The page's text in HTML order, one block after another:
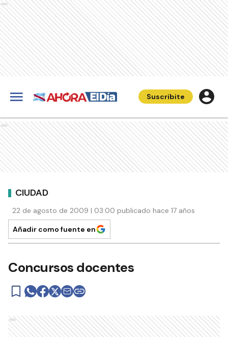
Ads
Suscribite
Ads
CIUDAD
22 de agosto de 2009 | 03:00 publicado hace 17 años
Añadir como fuente en
Concursos docentes
Ads